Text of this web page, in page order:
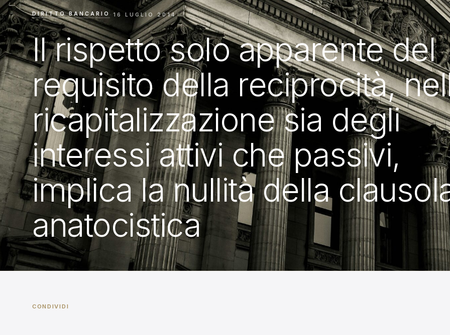
DIRITTO BANCARIO · 16 LUGLIO 2014
Il rispetto solo apparente del
requisito della reciprocità,
ricapitalizzazione sia degli
interessi attivi che passivi,
implica la nullità della
anatocistica
CONDIVIDI